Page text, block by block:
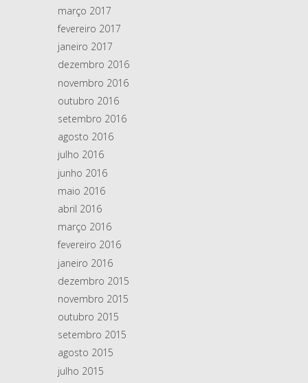
março 2017
fevereiro 2017
janeiro 2017
dezembro 2016
novembro 2016
outubro 2016
setembro 2016
agosto 2016
julho 2016
junho 2016
maio 2016
abril 2016
março 2016
fevereiro 2016
janeiro 2016
dezembro 2015
novembro 2015
outubro 2015
setembro 2015
agosto 2015
julho 2015